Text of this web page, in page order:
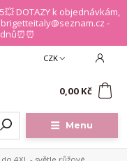
DOTAZY k objednávkám,
-
Menu
CZK
0,00 Kč